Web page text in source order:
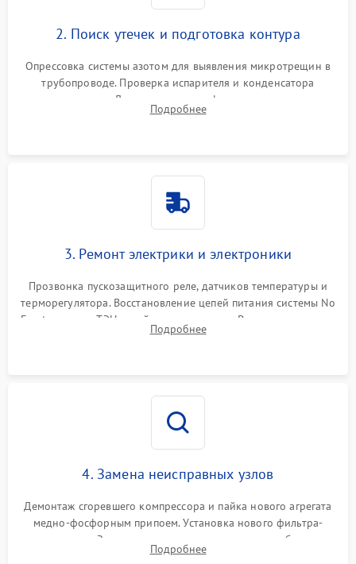
2. Поиск утечек и подготовка контура
Опрессовка системы азотом для выявления микротрещин в
трубопроводе. Проверка испарителя и конденсатора
течеискателем. Демонтаж старого фильтра-осушителя и
продувка капиллярной трубки для устранения засоров.
Подробнее
3. Ремонт электрики и электроники
Прозвонка пускозащитного реле, датчиков температуры и
терморегулятора. Восстановление цепей питания системы No
Frost, включая ТЭН оттайки и вентилятор. Ремонт или замена
платы управления при сбоях алгоритмов.
Подробнее
4. Замена неисправных узлов
Демонтаж сгоревшего компрессора и пайка нового агрегата
медно-фосфорным припоем. Установка нового фильтра-
осушителя. Замена изношенных вентиляторов обдува,
сломанных заслонок или поврежденных дверных петель.
Подробнее